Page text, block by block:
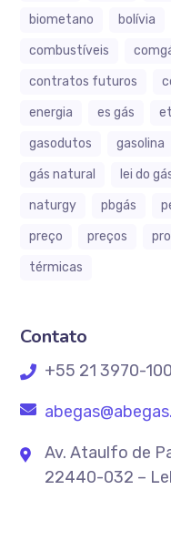
biometano
bolívia
combustíveis
contratos futuros
energia
es gás
gasodutos
gasolina
gás natural
lei do
naturgy
pbgás
preço
preços
térmicas
Contato
+55 21 3970-
Av. Ataulfo de
22440-032 –